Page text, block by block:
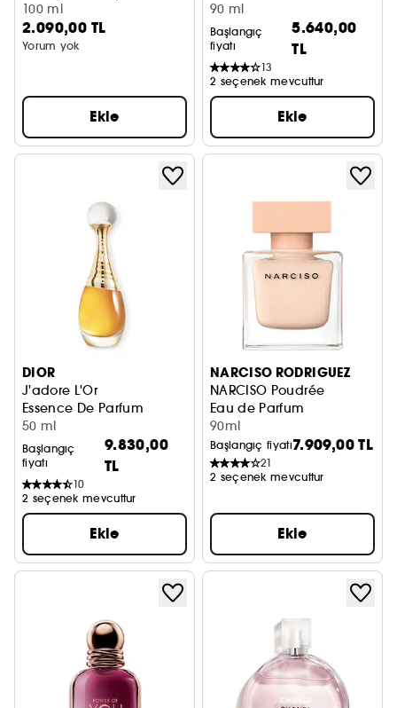
100 ml
2.090,00 TL
Yorum yok
Ekle
90 ml
Başlangıç
fiyatı
5.640,00
TL
13
2 seçenek mevcuttur
Ekle
DIOR
J'adore L'Or
Essence De Parfum
50 ml
Başlangıç
fiyatı
9.830,00
TL
10
2 seçenek mevcuttur
Ekle
NARCISO RODRIGUEZ
NARCISO Poudrée
Eau de Parfum
90ml
Başlangıç fiyatı7.909,00 TL
21
2 seçenek mevcuttur
Ekle